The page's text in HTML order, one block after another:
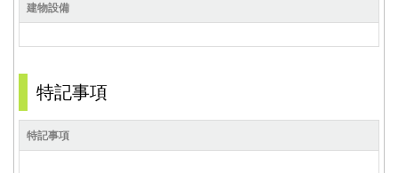
建物設備
特記事項
特記事項